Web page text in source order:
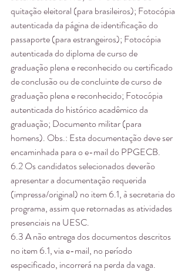
quitação eleitoral (para brasileiros); Fotocópia
autenticada da página de identificação do
passaporte (para estrangeiros); Fotocópia
autenticada do diploma de curso de
graduação plena e reconhecido ou certificado
de conclusão ou de concluinte de curso de
graduação plena e reconhecido; Fotocópia
autenticada do histórico acadêmico da
graduação; Documento militar (para
homens). Obs.: Esta documentação deve ser
encaminhada para o e-mail do PPGECB.
6.2 Os candidatos selecionados deverão
apresentar a documentação requerida
(impressa/original) no item 6.1, à secretaria do
programa, assim que retornadas as atividades
presenciais na UESC.
6.3 A não entrega dos documentos descritos
no item 6.1, via e-mail, no período
especificado, incorrerá na perda da vaga.